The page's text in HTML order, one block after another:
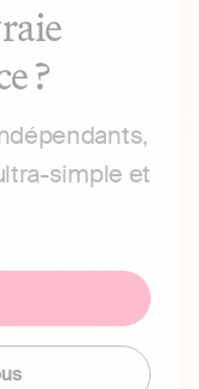
?
simple et